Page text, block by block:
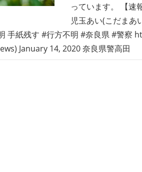
っています。 【速
児玉あい(こだまあ
手紙残す #行方不明 #奈良県 #警
January 14, 2020 奈良県警高田